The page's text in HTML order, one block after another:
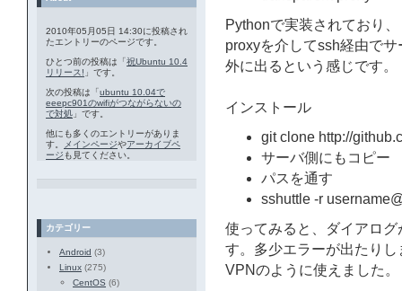
Pythonで実装されており
proxyを介してssh経由で
外に出るという感じです。
インストール
git clone http://
サーバ側にもコピー
パスを通す
sshuttle -r
使ってみると、ダイアロ
す。多少エラーが出たり
VPNのように使えました。
2010年05月05日 14:30に投稿され
たエントリーのページです。
ひとつ前の投稿は「祝Ubuntu 10.4
リリース! 」です。
次の投稿は「ubuntu 10.04で
eeepc901のwifiがつながらないの
で対処 」です。
他にも多くのエントリーがありま
す。
メインページやアーカイブペ
ージ も見てください。
カテゴリー
Android (3)
Linux (275)
CentOS (6)